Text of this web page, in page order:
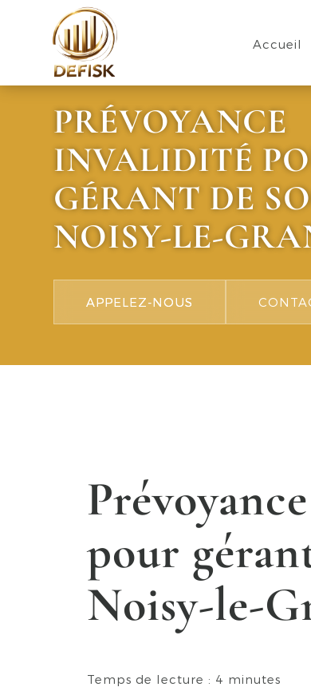
Accueil
PRÉVOYANCE
INVALIDITÉ
GÉRANT DE
NOISY-LE-
APPELEZ-NOUS
pour
Noisy-le-
Temps de lecture : 4 minutes